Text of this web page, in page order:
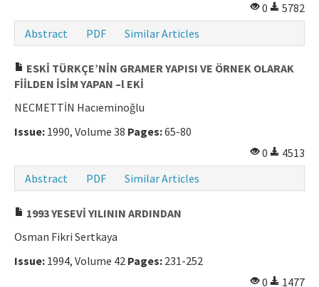
0
5782
Abstract
PDF Similar Articles
ESKİ TÜRKÇE’NİN GRAMER YAPISI VE ÖRNEK OLARAK
FİİLDEN İSİM YAPAN –l EKİ
NECMETTİN Hacıeminoğlu
Issue: 1990, Volume 38 Pages:65-80
0
4513
Abstract
PDF Similar Articles
1993 YESEVİ YILININ ARDINDAN
Osman Fikri Sertkaya
Issue: 1994, Volume 42 Pages: 231-252
0
1477